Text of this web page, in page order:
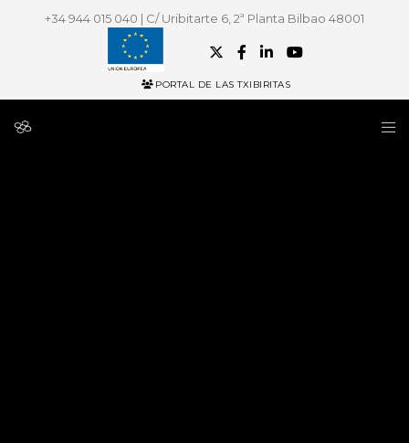
+34 944 015 040 | C/ Uribitarte 6, 2ª Planta Bilbao 48001
PORTAL DE LAS TXIBIRITAS